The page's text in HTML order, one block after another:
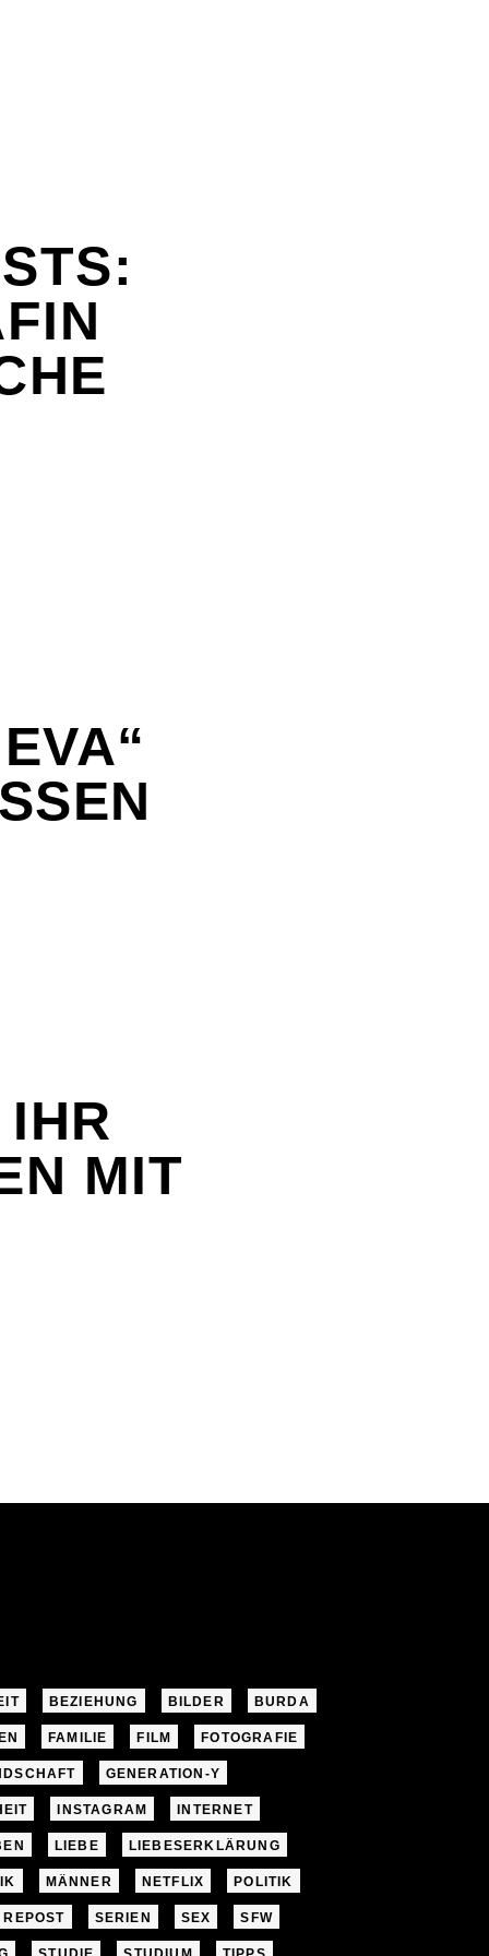
P
MIT
BEZIEHUNG BILDER BURDA
FAMILIE FILM FOTOGRAFIE
GENERATION-Y
INSTAGRAM INTERNET
LIEBE LIEBESERKLÄRUNG
MÄNNER NETFLIX POLITIK
REPOST SERIEN SEX SFW